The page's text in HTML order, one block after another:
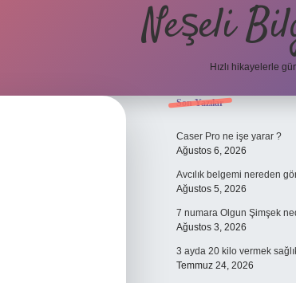
Neşeli
Hızlı hikayelerle
Sidebar
Son Yazılar
Caser Pro ne işe yarar ?
Ağustos 6, 2026
Avcılık belgemi nereden
Ağustos 5, 2026
7 numara Olgun Şimşek
Ağustos 3, 2026
3 ayda 20 kilo vermek
Temmuz 24, 2026